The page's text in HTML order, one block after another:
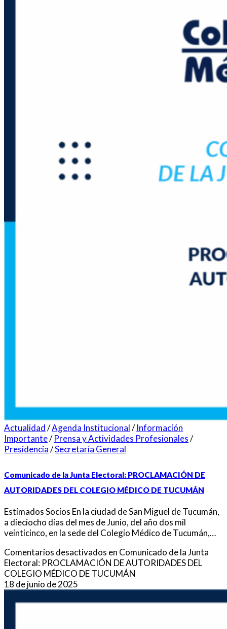
Actualidad/Agenda Institucional/Información
Importante/Prensa y Actividades Profesionales/
Presidencia/Secretaría General
Comunicado de la Junta Electoral: PROCLAMACIÓN DE
AUTORIDADES DEL COLEGIO MÉDICO DE TUCUMÁN
Estimados Socios En la ciudad de San Miguel de Tucumán,
a dieciocho días del mes de Junio, del año dos mil
veinticinco, en la sede del Colegio Médico de Tucumán,…
Comentarios desactivados en Comunicado de la Junta
Electoral: PROCLAMACIÓN DE AUTORIDADES DEL
COLEGIO MÉDICO DE TUCUMÁN
18 de junio de 2025